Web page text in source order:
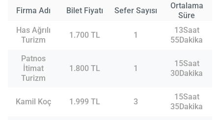
Firma Adı Bilet Fiyatı Sefer Sayısı
Ortalama
Süre
Has Ağrılı
Turizm
1.700 TL 1
13Saat
55Dakika
Patnos
İtimat
Turizm
1.800 TL 1
15Saat
30Dakika
Kamil Koç 1.999 TL 3
15Saat
35Dakika